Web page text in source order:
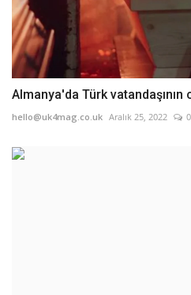
Almanya'da Türk vatandaşının
hello@uk4mag.co.uk Aralık 25, 2022 0